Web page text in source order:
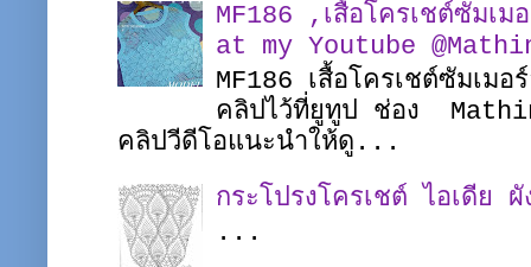
MF186 ,เสื้อโครเชต์ซัม
at my Youtube
MF186 เสื้อโครเชต์ซัมเม
คลิปไว้ที่ยูทูป ช่อง
คลิปวีดีโอแนะนำให้ดู...
กระโปรงโครเชต์ ไอเดีย
...